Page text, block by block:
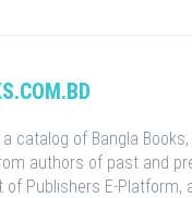
catalog of Bangla
authors of past and
of Publishers E-Platform,